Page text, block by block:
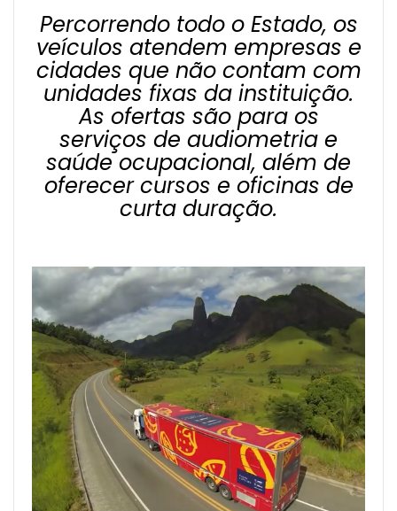
Percorrendo todo o Estado, os
veículos atendem empresas e
cidades que não contam com
unidades fixas da instituição.
As ofertas são para os
serviços de audiometria e
saúde ocupacional, além de
oferecer cursos e oficinas de
curta duração.